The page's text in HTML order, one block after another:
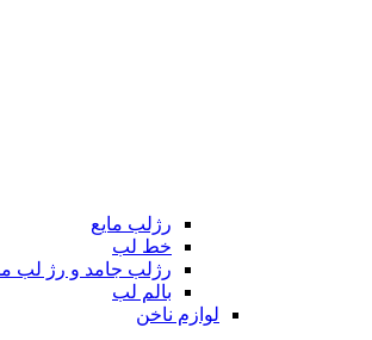
رژلب مایع
خط لب
رژلب جامد و رژ لب
بالم لب
لوازم ناخن